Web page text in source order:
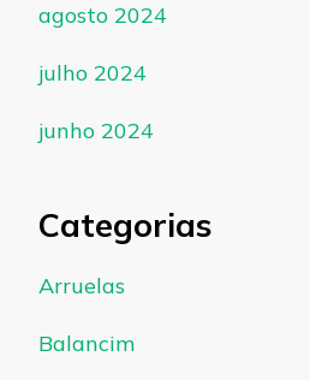
agosto 2024
julho 2024
junho 2024
Categorias
Arruelas
Balancim